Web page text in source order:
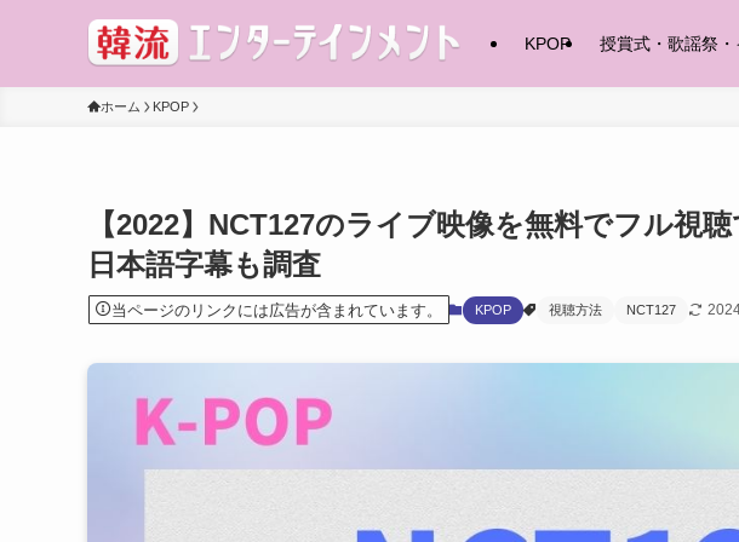
KPOP 授賞式・歌謡祭
ホーム KPOP
【2022】NCT127のライブ映像を無料でフル視
日本語字幕も調査
当ページのリンクには広告が含まれています。 KPOP 視聴方法 NCT127